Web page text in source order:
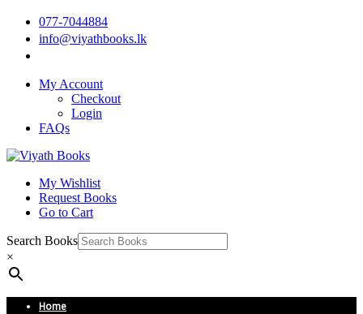
077-7044884
info@viyathbooks.lk
My Account
Checkout
Login
FAQs
My Wishlist
Request Books
Go to Cart
Search Books
×
Home